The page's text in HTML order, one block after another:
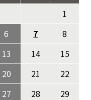
1
6 7
8
13 14
15
20 21
22
27 28
29